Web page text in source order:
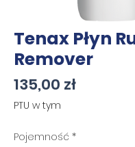
Tenax Płyn
Remover
135,00 złCena
PTU w tym
Pojemność *